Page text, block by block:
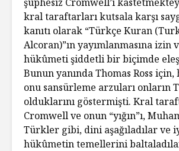
kral taraftarları kutsala karşı
kanıtı olarak “Türkçe Kuran
Alcoran)”ın yayımlanmasına izin
hükûmeti şiddetli bir biçimde
Bunun yanında Thomas Ross
onu sansürleme arzuları onların
olduklarını göstermişti. Kral
Cromwell ve onun “yığın”ı,
Türkler gibi, dini aşağıladılar ve
hükûmetin temellerini